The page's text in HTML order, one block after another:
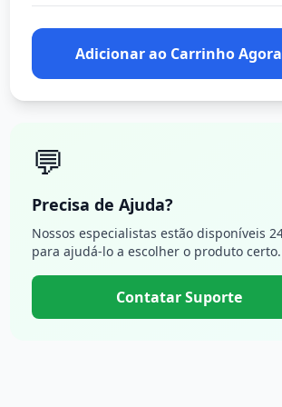
Adicionar ao Carrinho Agora
💬
Precisa de Ajuda?
Nossos especialistas estão disponíveis
para ajudá-lo a escolher o produto certo.
Contatar Suporte